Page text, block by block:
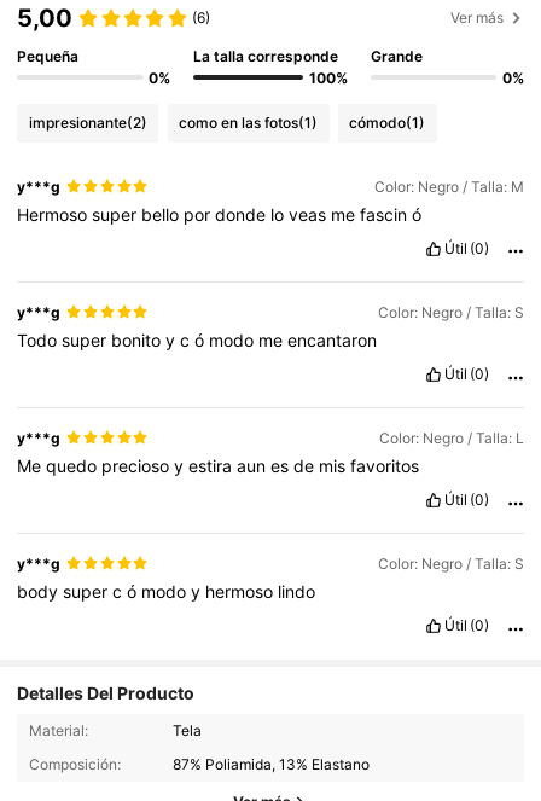
5,00 (6) Ver más
Pequeña
0%
La talla corresponde
100%
Grande
0%
impresionante(2) como en las fotos(1) cómodo(1)
y***g Color: Negro / Talla: M
Hermososuper bello pordonde loveas mefascinó
Útil (0)
y***g Color: Negro / Talla: S
Todosuper bonitoycó modo meencantaron
Útil (0)
y***g Color: Negro / Talla: L
Mequedo preciosoyestiraaunesde misfavoritos
Útil (0)
y***g Color: Negro / Talla: S
bodysupercó modoy hermoso lindo
Útil (0)
Detalles Del Producto
Material:
Tela
Composición:
87% Poliamida, 13% Elastano
8.4K Seguidores